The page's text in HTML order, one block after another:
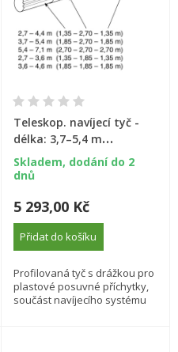
Teleskop. navíjecí tyč -
délka: 3,7–5,4 m
(eloxovaný hliník)
Skladem, dodání do 2
dnů
5 293,00 Kč
Přidat do košíku
Profilovaná tyč s drážkou pro
plastové posuvné příchytky,
součást navíjecího systému